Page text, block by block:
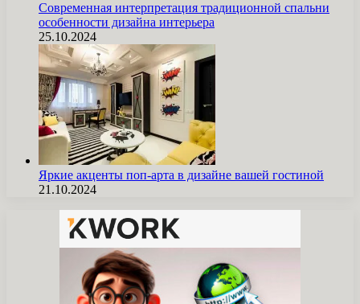
Современная интерпретация традиционной спальни
особенности дизайна интерьера
25.10.2024
Яркие акценты поп-арта в дизайне вашей гостиной
21.10.2024